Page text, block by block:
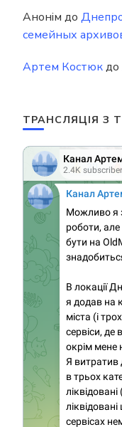
Анонім до
семейных
Артем Костюкдо
ТРАНСЛЯЦІЯ З